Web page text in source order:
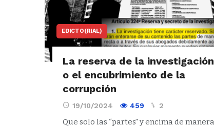
EDICTO(RIAL)
La reserva de la investigación
o el encubrimiento de la
corrupción
19/10/2024 459 2
Que solo las “partes” y encima de manera